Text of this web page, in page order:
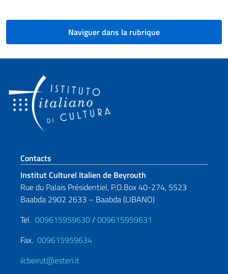
Naviguer dans la rubrique
Section de pied de page
Contacts
Institut Culturel Italien de Beyrouth
Rue du Palais Présidentiel, P.O.Box 40-274, 5523
Baabda 2902 2633 – Baabda (LIBANO)
Tel. 009615959630/009615959631
Fax. 009615959634
iicbeirut@esteri.it